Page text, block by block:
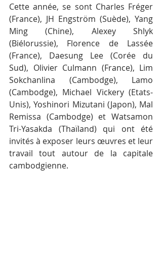
Cette année, se sont Charles Fréger
(France), JH Engström (Suède), Yang
Ming (Chine), Alexey Shlyk
(Biélorussie), Florence de Lassée
(France), Daesung Lee (Corée du
Sud), Olivier Culmann (France), Lim
Sokchanlina (Cambodge), Lamo
(Cambodge), Michael Vickery (Etats-
Unis), Yoshinori Mizutani (Japon), Mal
Remissa (Cambodge) et Watsamon
Tri-Yasakda (Thaïland) qui ont été
invités à exposer leurs œuvres et leur
travail tout autour de la capitale
cambodgienne.